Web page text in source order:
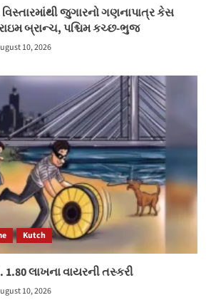
જુગારનો ગણનાપાત્ર કેસ
બ્રાન્ચ, પશ્ચિમ કચ્છ-ભુજ
10, 2026
Kutch
1.80 લાખના વાયરની તસ્કરી
10, 2026